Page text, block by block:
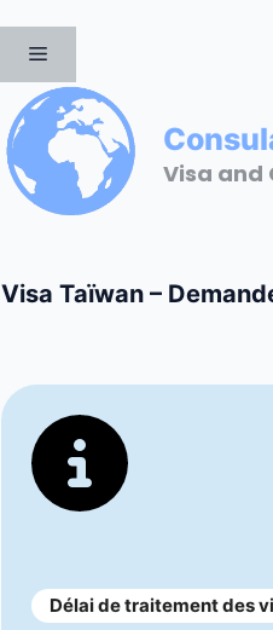
contenu
Visa and
MENU
Visa Taïwan –
Délai de traitement des